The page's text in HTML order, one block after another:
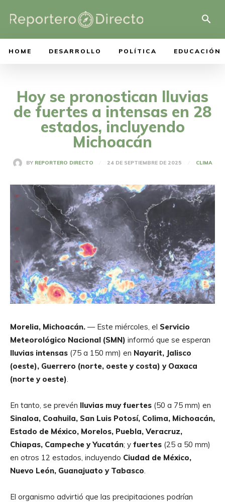
HOME DESARROLLO POLÍTICA EDUCACIÓN
Hoy se pronostican lluvias
de fuertes a intensas en 28
estados, incluyendo
Michoacán
BY REPORTERO DIRECTO 24 DE SEPTIEMBRE DE 2025 CLIMA
Morelia, Michoacán. — Este miércoles, el Servicio
Meteorológico Nacional (SMN) informó que se esperan
lluvias intensas (75 a 150 mm) en Nayarit, Jalisco
(oeste), Guerrero (norte, oeste y costa) y Oaxaca
(norte y oeste).
En tanto, se prevén lluvias muy fuertes (50 a 75 mm) en
Sinaloa, Coahuila, San Luis Potosí, Colima, Michoacán,
Estado de México, Morelos, Puebla, Veracruz,
Chiapas, Campeche y Yucatán; y fuertes (25 a 50 mm)
en otros 12 estados, incluyendo Ciudad de México,
Nuevo León, Guanajuato y Tabasco.
El organismo advirtió que las precipitaciones podrían